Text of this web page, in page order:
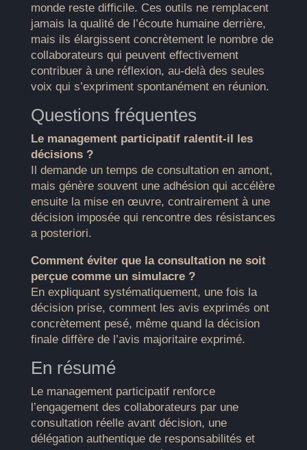
monde reste difficile. Ces outils ne remplacent
jamais la qualité de l’écoute humaine derrière,
mais ils élargissent concrètement le nombre de
collaborateurs qui peuvent effectivement
contribuer à une réflexion, au-delà des seules
voix qui s’expriment spontanément en réunion.
Questions fréquentes
Le management participatif ralentit-il les
décisions ?
Il demande un temps de consultation en amont,
mais génère souvent une adhésion qui accélère
ensuite la mise en œuvre, contrairement à une
décision imposée qui rencontre des résistances
a posteriori.
Comment éviter que la consultation ne soit
perçue comme un simulacre ?
En expliquant systématiquement, une fois la
décision prise, comment les avis exprimés ont
concrètement pesé, même quand la décision
finale diffère de l’avis majoritaire exprimé.
En résumé
Le management participatif renforce
l’engagement des collaborateurs par une
consultation réelle avant décision, une
délégation authentique de responsabilités et